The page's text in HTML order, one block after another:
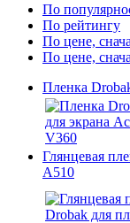
По
По рейтингу
По цене,
По цене,
Пленка
Глянцевая
A510